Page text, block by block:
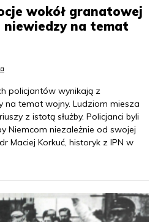
wokół granatowej
na temat
policjantów wynikają z
na temat wojny. Ludziom miesza
z istotą służby. Policjanci byli
Niemcom niezależnie od swojej
Maciej Korkuć, historyk z IPN w